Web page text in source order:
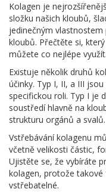
Kolagen je
složku našich kloubů,
jedinečným
kloubů. Přečtěte si,
můžete co nejlépe využít.
Existuje několik druhů
účinky. Typ I, II, a III
specifickou roli. Typ I je
soustředí hlavně na
strukturu orgánů a svalů.
Vstřebávání kolagenu
včetně velikosti částic,
Ujistěte se, že vybíráte
kolagen, protože
vstřebatelné.